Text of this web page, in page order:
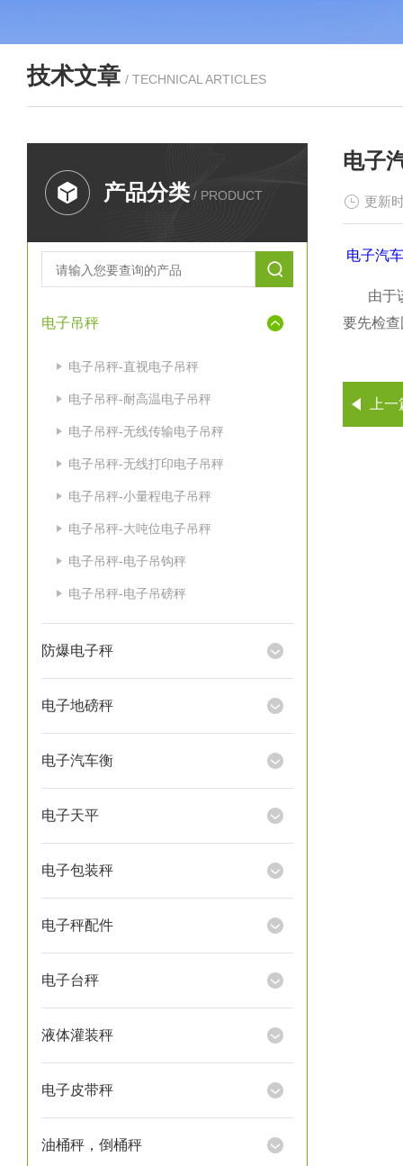
技术文章 / TECHNICAL ARTICLES
产品分类 / PRODUCT
电子吊秤
电子吊秤-直视电子吊秤
电子吊秤-耐高温电子吊秤
电子吊秤-无线传输电子吊秤
电子吊秤-无线打印电子吊秤
电子吊秤-小量程电子吊秤
电子吊秤-大吨位电子吊秤
电子吊秤-电子吊钩秤
电子吊秤-电子吊磅秤
防爆电子秤
电子地磅秤
电子汽车衡
电子天平
电子包装秤
电子秤配件
电子台秤
液体灌装秤
电子皮带秤
油桶秤，倒桶秤
电子
更新
电子汽
由于
要先检
上